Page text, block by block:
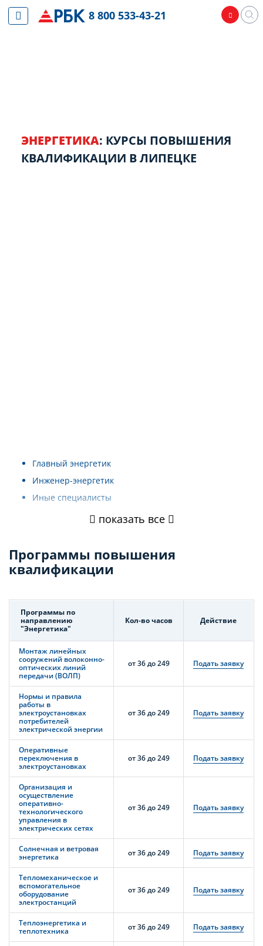
ЭНЕРГЕТИКА: КУРСЫ ПОВЫШЕНИЯ
КВАЛИФИКАЦИИ В ЛИПЕЦКЕ
Главный энергетик
Инженер-энергетик
Иные специалисты
показать все
Программы повышения
квалификации
Программы по
направлению
"Энергетика"
Кол-во часов Действие
Монтаж линейных
сооружений волоконно-
оптических линий
передачи (ВОЛП)
от 36 до 249 Подать заявку
Нормы и правила
работы в
электроустановках
потребителей
электрической энергии
от 36 до 249 Подать заявку
Оперативные
переключения в
электроустановках
от 36 до 249 Подать заявку
Организация и
осуществление
оперативно-
технологического
управления в
электрических сетях
от 36 до 249 Подать заявку
Солнечная и ветровая
энергетика
от 36 до 249 Подать заявку
Тепломеханическое и
вспомогательное
оборудование
электростанций
от 36 до 249 Подать заявку
Теплоэнергетика и
теплотехника
от 36 до 249 Подать заявку
8 800 533-43-21